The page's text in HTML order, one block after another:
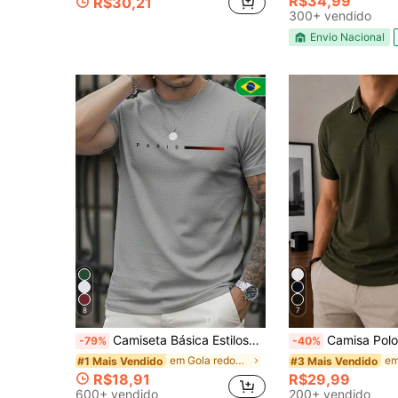
300+ vendido
Envio Nacional
8
-79% Camiseta Básica Estilosa Masculina Estampada Paris Gradiente Street Malha Respirável Academia
#1 Mais Vendido em Gola redonda Camisas masculinas
R$18,91
600+ vendido
7
-40% Camisa Polo Todos Ajuste
#3 Mais Vendido
R$29,99
200+ vendido